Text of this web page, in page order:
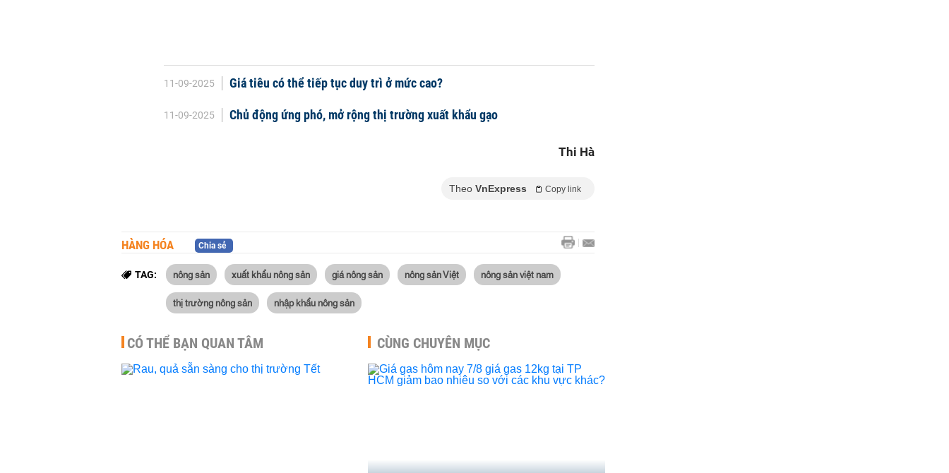
11-09-2025 Giá tiêu có thể tiếp tục duy trì ở mức cao?
11-09-2025 Chủ động ứng phó, mở rộng thị trường xuất khẩu gạo
Thi Hà
Theo VnExpress Copy link
HÀNG HÓA Chia sẻ
TAG: nông sản xuất khẩu nông sản giá nông sản nông sản Việt nông sản việt nam
thị trường nông sản nhập khẩu nông sản
CÓ THỂ BẠN QUAN TÂM CÙNG CHUYÊN MỤC